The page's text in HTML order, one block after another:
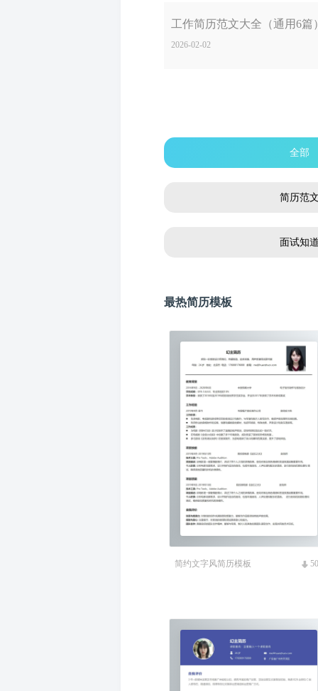
工作简历范文大全（通用6篇
2026-02-02
全部
简历范
面试知
最热简历模板
简约文字风简历模板